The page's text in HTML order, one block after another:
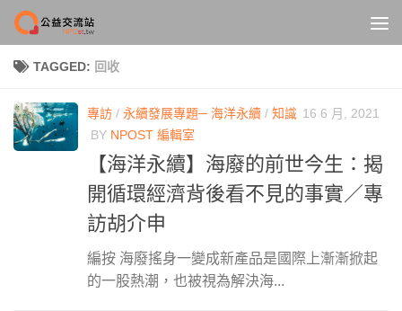
Skip to content
TAGGED: 回收
專訪 / 永續發展專題─ 海洋永續 / 知識 16 6 月, 2021
BY NPOST 編輯室
【海洋永續】海廢的前世今生：揭
開循環經濟背後看不見的事實／專
訪胡介申
編按 海廢搖身一變成新產品是國際上漸漸掀起
的一股熱潮，也被視為解決海...